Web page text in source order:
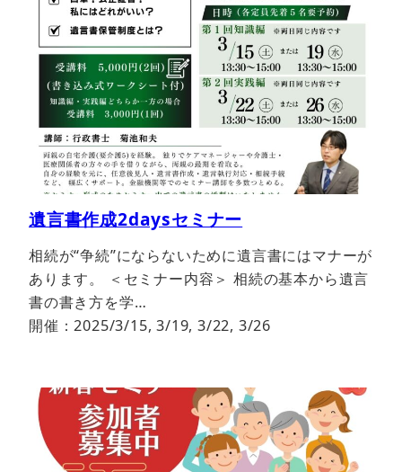
遺言書作成2daysセミナー
相続が“争続”にならないために遺言書にはマナーが
あります。 ＜セミナー内容＞ 相続の基本から遺言
書の書き方を学…
開催：2025/3/15, 3/19, 3/22, 3/26